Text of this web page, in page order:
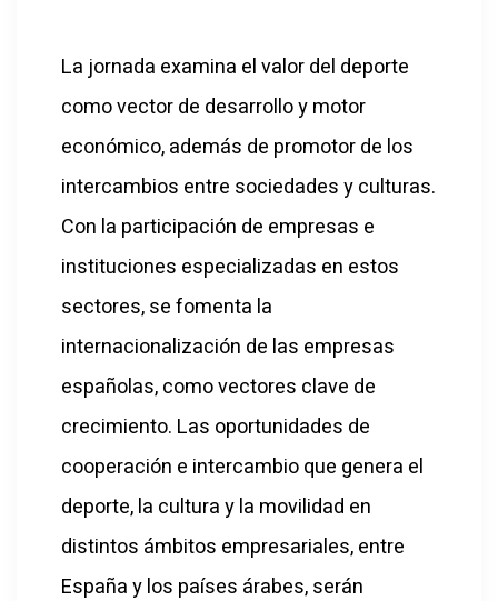
La jornada examina el valor del deporte
como vector de desarrollo y motor
económico, además de promotor de los
intercambios entre sociedades y culturas.
Con la participación de empresas e
instituciones especializadas en estos
sectores, se fomenta la
internacionalización de las empresas
españolas, como vectores clave de
crecimiento. Las oportunidades de
cooperación e intercambio que genera el
deporte, la cultura y la movilidad en
distintos ámbitos empresariales, entre
España y los países árabes, serán